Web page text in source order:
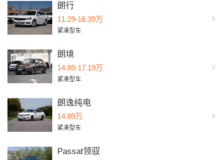
朗行
11.29-16.39万
紧凑型车
朗境
14.89-17.19万
紧凑型车
朗逸纯电
14.89万
紧凑型车
Passat领驭